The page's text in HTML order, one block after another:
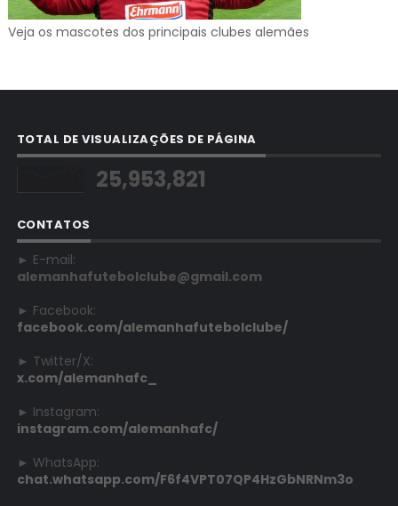
Veja os mascotes dos principais clubes alemães
TOTAL DE VISUALIZAÇÕES DE PÁGINA
25,953,821
CONTATOS
► E-mail:
alemanhafutebolclube@gmail.com
► Facebook:
facebook.com/alemanhafutebolclube/
► Twitter/X:
x.com/alemanhafc_
► Instagram:
instagram.com/alemanhafc/
► WhatsApp:
chat.whatsapp.com/F6f4VPT07QP4HzGbNRNm3o